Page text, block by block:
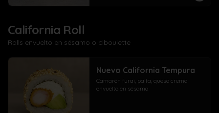
California Roll
Rolls envuelto en sésamo o ciboulette
Nuevo California Tempura
Camarón furai, palta, queso crema
envuelto en sésamo